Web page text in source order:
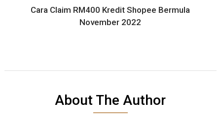
Cara Claim RM400 Kredit Shopee Bermula
November 2022
About The Author